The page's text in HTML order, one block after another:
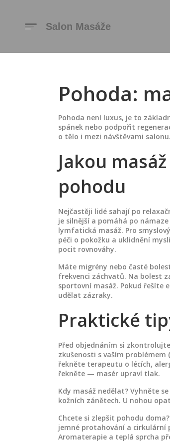
Pohoda:
Pohoda není luxus, je to
spánek nebo podpořit
o tělo i mezi návštěvami salonu.
Jakou
pohodu
Nejčastěji lidé sahají po
je silnější a pomáhá po
lymfatická masáž. Pro
péči o pokožku a uklidnění
pocit rovnováhy.
Máte migrény nebo časté
frekvenci záchvatů. Na bolest
sportovní masáž. Pokud řešíte
udělat zázraky.
Praktické
Před objednáním si
zkušenosti s vaším
řekněte terapeutu o lécích,
řekněte — masér upraví tlak.
Kdy masáž nedělat? Vyhněte
kožních zánětech. U nohou
Chcete si zlepšit pohodu
jemné protahování a cirkulární
Aromaterapie a teplá sprcha